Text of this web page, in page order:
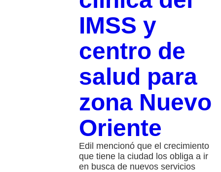
IMSS y
centro de
salud para
zona Nuevo
Oriente
Edil mencionó que el crecimiento
que tiene la ciudad los obliga a ir
en busca de nuevos servicios